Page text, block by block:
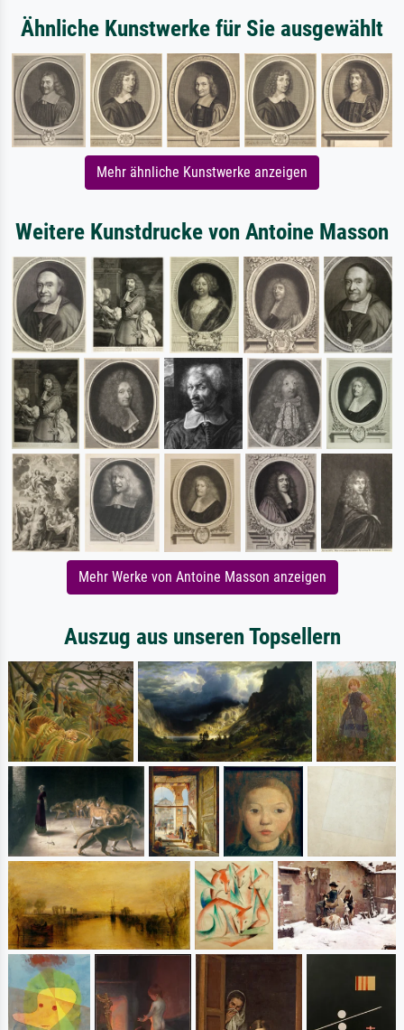
Ähnliche Kunstwerke für Sie ausgewählt
Mehr ähnliche Kunstwerke anzeigen
Weitere Kunstdrucke von Antoine Masson
Mehr Werke von Antoine Masson anzeigen
Auszug aus unseren Topsellern